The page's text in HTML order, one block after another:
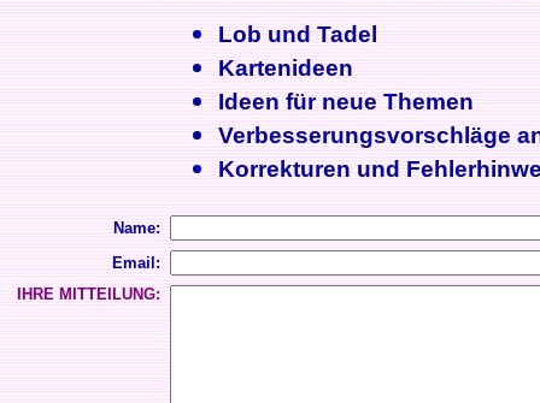
Lob und Tadel
Kartenideen
Ideen für neue Themen
Verbesserungsvorschläge
Korrekturen und
Name:
Email:
IHRE MITTEILUNG: